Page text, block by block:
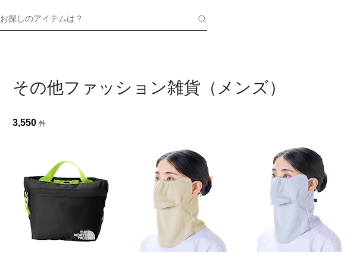
お探しのアイテムは？
その他ファッション雑貨（メンズ）
3,550 件